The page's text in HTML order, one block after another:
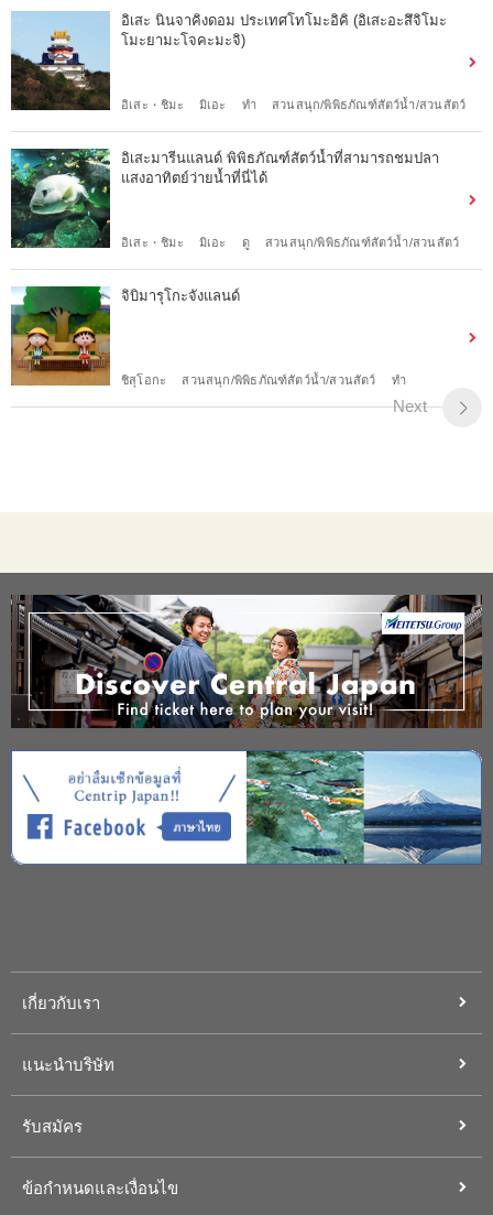
อิเสะ นินจาคิงดอม ประเทศโทโมะอิคิ (อิเสะอะสึจิโมะ
โมะยามะโจคะมะจิ)
อิเสะ・ชิมะ มิเอะ ทำ สวนสนุก/พิพิธภัณฑ์สัตว์น้ำ/สวนสัตว์
อิเสะมารีนแลนด์ พิพิธภัณฑ์สัตว์น้ำที่สามารถชมปลา
แสงอาทิตย์ว่ายน้ำที่นี่ได้
อิเสะ・ชิมะ มิเอะ ดู สวนสนุก/พิพิธภัณฑ์สัตว์น้ำ/สวนสัตว์
จิบิมารุโกะจังแลนด์
ชิสุโอกะ สวนสนุก/พิพิธภัณฑ์สัตว์น้ำ/สวนสัตว์ ทำ
Next
เกี่ยวกับเรา
แนะนำบริษัท
รับสมัคร
ข้อกำหนดและเงื่อนไข